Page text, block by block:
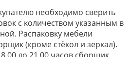
необходимо сверить
с количеством указанным в
Распаковку мебели
(кроме стёкол и зеркал).